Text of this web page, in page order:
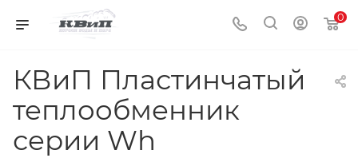
0
КВиП Пластинчатый
теплообменник
серии Wh